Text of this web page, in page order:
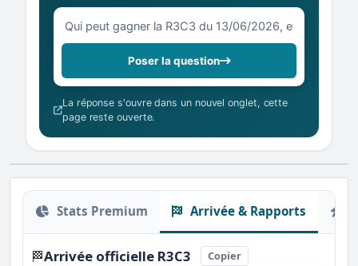
Votre question sur la R3C3 du 13/06/2026
Poser la question
La réponse s'ouvre dans un nouvel onglet, cette
page reste ouverte.
Stats Premium Arrivée & Rapports
🏁Arrivée officielle R3C3 Copier